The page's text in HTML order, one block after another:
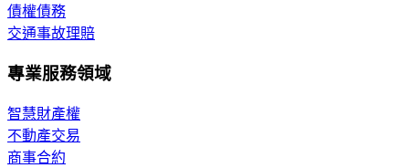
債權債務
交通事故理賠
專業服務領域
智慧財產權
不動產交易
商事合約